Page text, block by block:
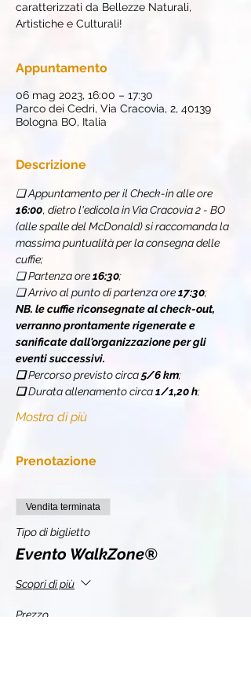
caratterizzati da Bellezze Naturali,
Artistiche e Culturali!
Appuntamento
06 mag 2023, 16:00 – 17:30
Parco dei Cedri, Via Cracovia, 2, 40139
Bologna BO, Italia
Descrizione
❏ Appuntamento per il Check-in alle ore
16:00, dietro l'edicola in Via Cracovia 2 - BO
(alle spalle del McDonald) si raccomanda la
massima puntualità per la consegna delle
cuffie;
❏ Partenza ore 16:30;
❏ Arrivo al punto di partenza ore 17:30;
NB. le cuffie riconsegnate al check-out,
verranno prontamente rigenerate e
sanificate dall'organizzazione per gli
eventi successivi.
❏ Percorso previsto circa 5/6 km;
❏ Durata allenamento circa 1/1,20 h;
Mostra di più
Prenotazione
Vendita terminata
Tipo di biglietto
Evento WalkZone®
Scopri di più
Prezzo